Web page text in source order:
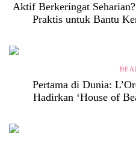
Aktif Berkeringat
Praktis untuk Bantu
Pertama di Dunia:
Hadirkan ‘House of